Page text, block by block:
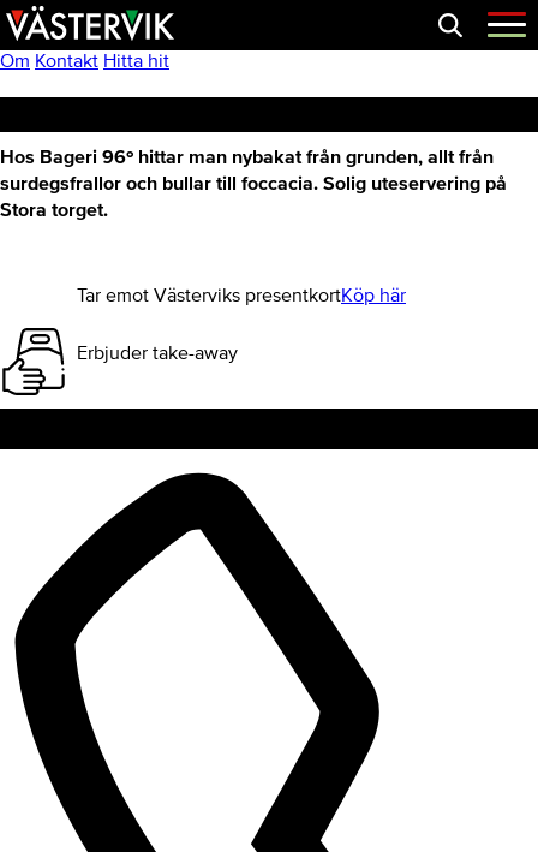
Hoppa
till
huvudnavigering
Skip
to
main
Hoppa
till
sidfot
Öppna
menyn
Om Kontakt Hitta hit
Hos Bageri 96º hittar man nybakat från grunden, allt från
surdegsfrallor och bullar till foccacia. Solig uteservering på
Stora torget.
Tar emot Västerviks presentkortKöp här
Erbjuder take-away